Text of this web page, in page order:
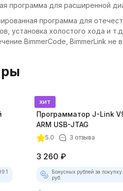
программа для расширенной
программа для
установка холостого хода и
BimmerCode, BimmerLink не
хит
Программатор J-Link
ARM USB-JTAG
5.0 3 отзыва
3 260 ₽
Бонусных рублей за покупку:
руб.